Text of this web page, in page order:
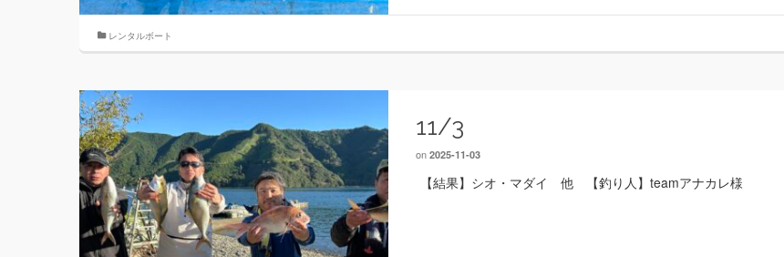
レンタルボート
11/3
on 2025-11-03
【結果】シオ・マダイ 他 【釣り人】teamアナカレ様